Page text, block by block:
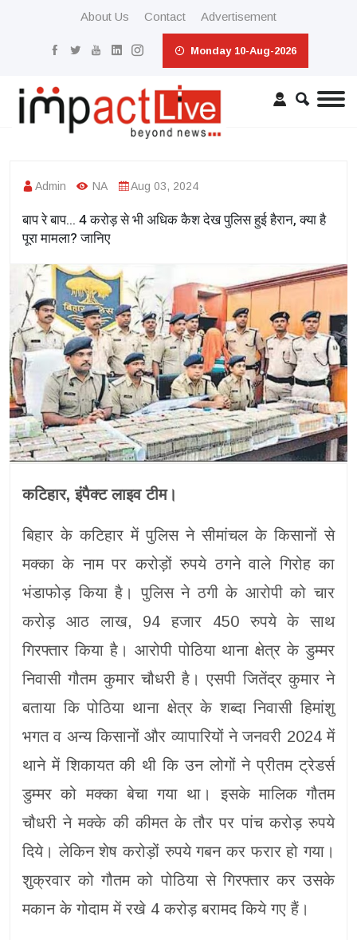
About Us Contact Advertisement
Monday 10-Aug-2026
Admin NA Aug 03, 2024
बाप रे बाप... 4 करोड़ से भी अधिक कैश देख पुलिस हुई हैरान, क्या है
पूरा मामला? जानिए
कटिहार, इंपैक्ट लाइव टीम।
बिहार के कटिहार में पुलिस ने सीमांचल के किसानों से
मक्का के नाम पर करोड़ों रुपये ठगने वाले गिरोह का
भंडाफोड़ किया है। पुलिस ने ठगी के आरोपी को चार
करोड़ आठ लाख, 94 हजार 450 रुपये के साथ
गिरफ्तार किया है। आरोपी पोठिया थाना क्षेत्र के डुम्मर
निवासी गौतम कुमार चौधरी है। एसपी जितेंद्र कुमार ने
बताया कि पोठिया थाना क्षेत्र के शब्दा निवासी हिमांशु
भगत व अन्य किसानों और व्यापारियों ने जनवरी 2024 में
थाने में शिकायत की थी कि उन लोगों ने प्रीतम ट्रेडर्स
डुम्मर को मक्का बेचा गया था। इसके मालिक गौतम
चौधरी ने मक्के की कीमत के तौर पर पांच करोड़ रुपये
दिये। लेकिन शेष करोड़ों रुपये गबन कर फरार हो गया।
शुक्रवार को गौतम को पोठिया से गिरफ्तार कर उसके
मकान के गोदाम में रखे 4 करोड़ बरामद किये गए हैं।